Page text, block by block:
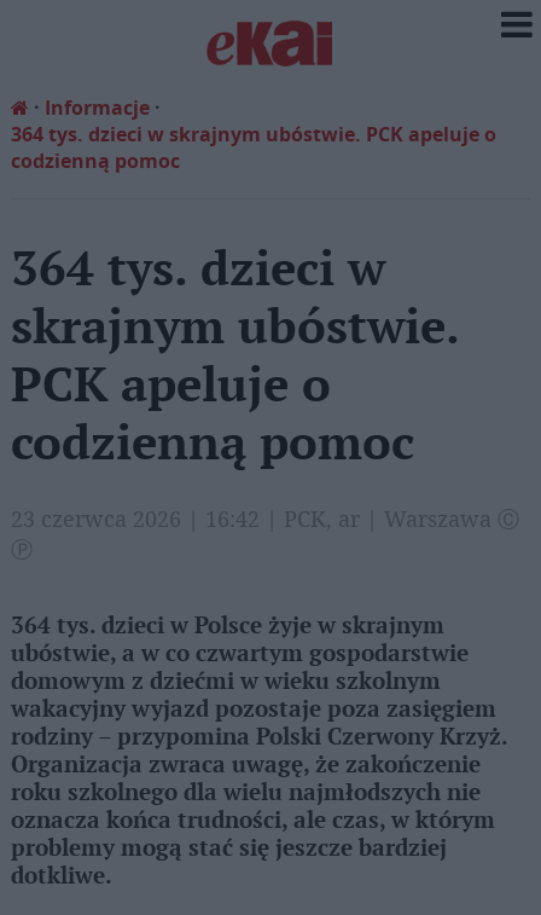
Informacje
364 tys. dzieci w skrajnym ubóstwie. PCK apeluje o
codzienną pomoc
364 tys. dzieci w
skrajnym ubóstwie.
PCK apeluje o
codzienną pomoc
23 czerwca 2026 | 16:42 | PCK, ar | Warszawa Ⓒ
Ⓟ
364 tys. dzieci w Polsce żyje w skrajnym
ubóstwie, a w co czwartym gospodarstwie
domowym z dziećmi w wieku szkolnym
wakacyjny wyjazd pozostaje poza zasięgiem
rodziny – przypomina Polski Czerwony Krzyż.
Organizacja zwraca uwagę, że zakończenie
roku szkolnego dla wielu najmłodszych nie
oznacza końca trudności, ale czas, w którym
problemy mogą stać się jeszcze bardziej
dotkliwe.